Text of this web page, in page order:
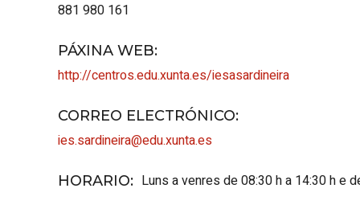
881 980 161
PÁXINA WEB:
http://centros.edu.xunta.es/iesasardineira
CORREO ELECTRÓNICO:
ies.sardineira@edu.xunta.es
HORARIO: Luns a venres de 08:30 h a 14:30 h e